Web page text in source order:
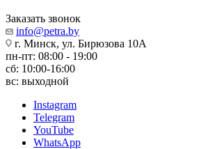
Заказать звонок
info@petra.by
г. Минск, ул. Бирюзова 10А
пн-пт: 08:00 - 19:00
сб: 10:00-16:00
вс: выходной
Instagram
Telegram
YouTube
WhatsApp